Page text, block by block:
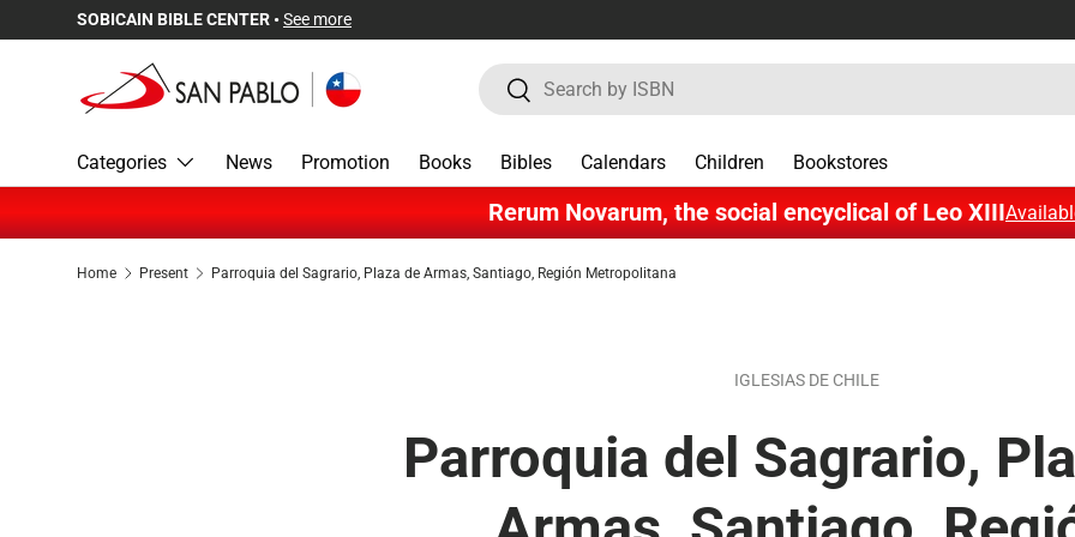
Skip to content
SOBICAIN BIBLE CENTER •See more
Search
Search
Categories News Promotion Books Bibles Calendars Children Bookstores
Rerum Novarum, the social encyclical of Leo XIII
Home Present Parroquia del Sagrario, Plaza de Armas, Santiago, Región Metropolitana
IGLESIAS DE CHILE
Parroquia del Sagrario,